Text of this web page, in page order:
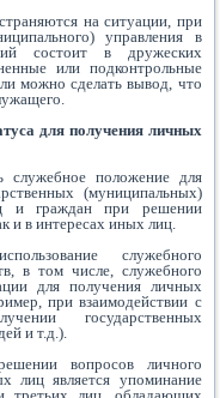
на ситуации, при
управления в
состоит в дружеских
или подконтрольные
можно сделать вывод, что
для получения личных
служебное положение для
(муниципальных)
и граждан при решении
и в интересах иных лиц.
служебного
в том числе, служебного
для получения личных
при взаимодействии с
государственных
и т.д.).
вопросов личного
лиц является упоминание